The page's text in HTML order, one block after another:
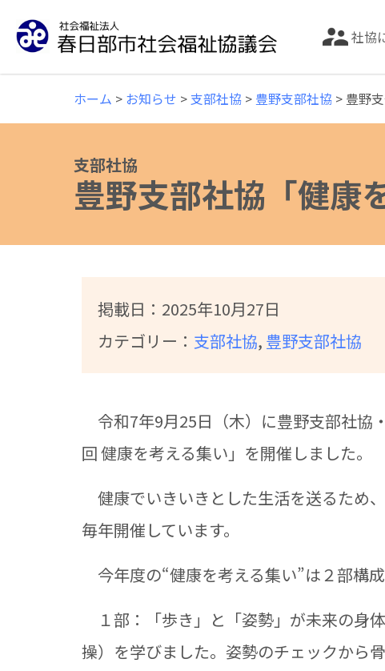
誰もが安心して暮らせる福祉のまちづくりのため
社協
ホーム > お知らせ > 支部社協 > 豊野支部社協 > 豊野
支部社協
豊野支部社協「健康
掲載日： 2025年10月27日
カテゴリー： 支部社協, 豊野支部社協
令和7年9月25日（木）に豊野支部社協
回 健康を考える集い」を開催しました。
健康でいきいきとした生活を送るため
毎年開催しています。
今年度の“健康を考える集い”は２部構成
１部：「歩き」と「姿勢」が未来の身
操）を学びました。姿勢のチェックから